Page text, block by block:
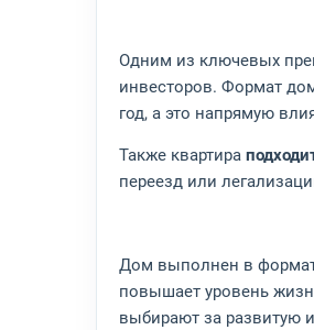
Одним из ключевых
инвесторов. Формат
год, а это напрямую
Также квартира
переезд или
Дом выполнен в
повышает уровень
выбирают за развитую